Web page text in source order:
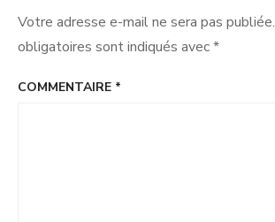
Alpes
?
Votre adresse e-mail ne sera pas publiée.
obligatoires sont indiqués avec*
COMMENTAIRE *